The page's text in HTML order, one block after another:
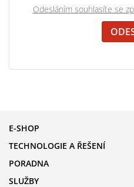
Odesláním souhlasíte se
E-SHOP
TECHNOLOGIE A ŘEŠENÍ
PORADNA
SLUŽBY